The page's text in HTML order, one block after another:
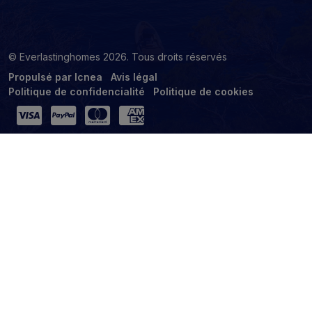
© Everlastinghomes 2026. Tous droits réservés
Propulsé par Icnea
Avis légal
Politique de confidencialité
Politique de cookies